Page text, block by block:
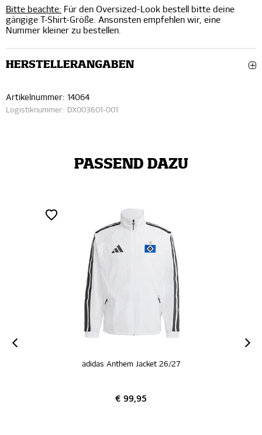
Bitte beachte: Für den Oversized-Look bestell bitte deine
gängige T-Shirt-Größe. Ansonsten empfehlen wir, eine
Nummer kleiner zu bestellen.
HERSTELLERANGABEN
Artikelnummer: 14064
Logistiknummer: DX003601-001
PASSEND DAZU
adidas Anthem Jacket 26/27
€ 99,95